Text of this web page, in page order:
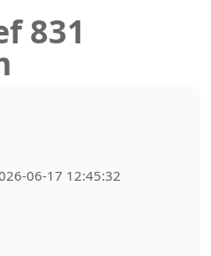
831
06-17 12:45:32